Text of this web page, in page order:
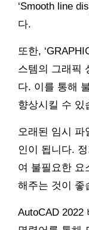
‘Smooth line
다.
또한,
스템의 그래픽
다. 이를 통해
향상시킬 수 있
오래된 임시 파
인이 됩니다.
여 불필요한 요
해주는 것이 좋
AutoCAD 2022